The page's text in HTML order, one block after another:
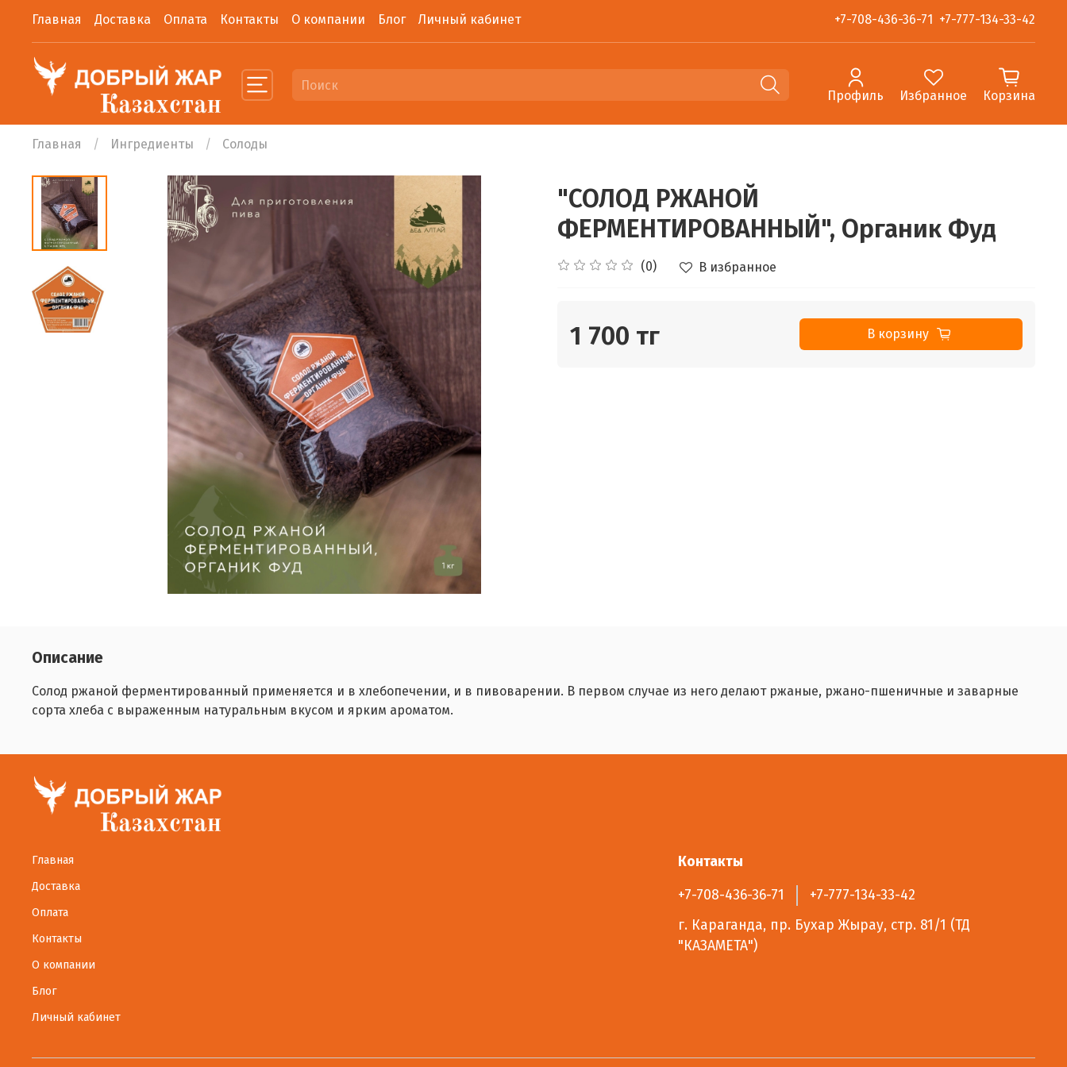
Главная Доставка Оплата Контакты О компании Блог Личный кабинет +7-708-436-36-71 +7-777-134-33-42
Профиль Избранное Корзина
Главная Ингредиенты Солоды
"СОЛОД РЖАНОЙ
ФЕРМЕНТИРОВАННЫЙ", Органик Фуд
(0) В избранное
1 700 тг В корзину
Описание
Солод ржаной ферментированный применяется и в хлебопечении, и в пивоварении. В первом случае из него делают ржаные, ржано-пшеничные и заварные
сорта хлеба с выраженным натуральным вкусом и ярким ароматом.
Главная
Доставка
Оплата
Контакты
О компании
Блог
Личный кабинет
Контакты
+7-708-436-36-71
+7-777-134-33-42
г. Караганда, пр. Бухар Жырау, стр. 81/1 (ТД
"КАЗАМЕТА")